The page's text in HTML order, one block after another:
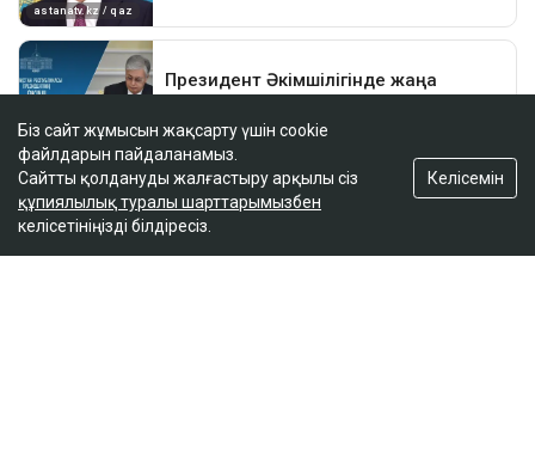
ҚАЗІР ОҚЫЛЫП ЖАТЫР
Біз сайт жұмысын жақсарту үшін cookie
файлдарын пайдаланамыз.
Сайтты қолдануды жалғастыру арқылы сіз
құпиялылық туралы шарттарымызбен
келісетініңізді білдіресіз.
Келісемін